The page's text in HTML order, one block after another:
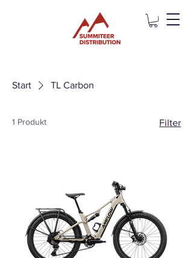
Start TL Carbon
1 Produkt Filter